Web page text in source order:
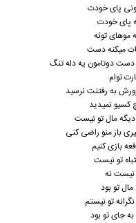
پای خودت
پای خودت
توئه
میكنه دست
دوتامون يه دله تنگ
توام
به رفتنت نرسید
نمیدید
مال تو نیست
باز منو راضی كنی
بازی كنیم
تو نیست
نیست نه
تو بود
تو نیستم
جای تو بود